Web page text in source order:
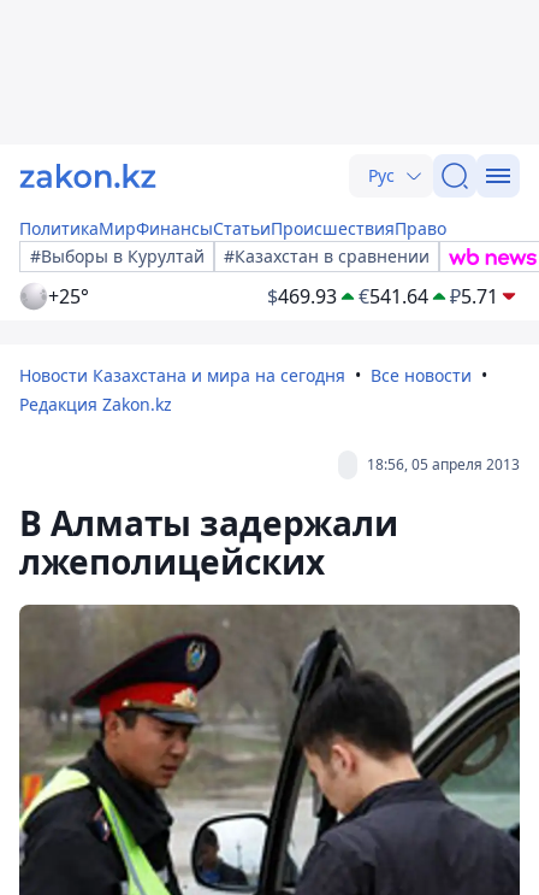
Рус
ПолитикаМирФинансыСтатьиПроисшествияПраво
#Выборы в Курултай
#Казахстан в сравнении
+25° $469.93 €541.64 ₽5.71
Новости Казахстана и мира на сегодня
Все новости
Редакция Zakon.kz
18:56, 05 апреля 2013
В Алматы задержали
лжеполицейских